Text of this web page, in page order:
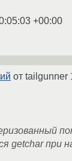
+00:00
от tailgunner
getchar при